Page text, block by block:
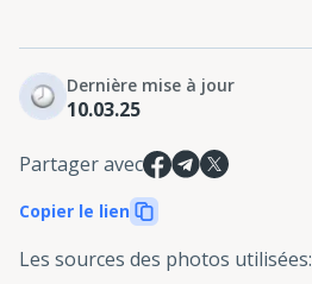
Dernière mise à jour
10.03.25
Partager avec
Copier le lien
Les sources des photos utilisées: